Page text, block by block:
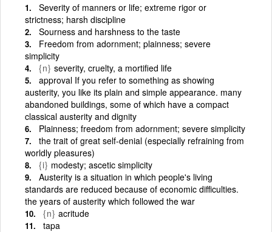
Severity of manners or life; extreme rigor or
strictness; harsh discipline
Sourness and harshness to the taste
Freedom from adornment; plainness; severe
simplicity
{n} severity, cruelty, a mortified life
approval If you refer to something as showing
austerity, you like its plain and simple appearance. many
abandoned buildings, some of which have a compact
classical austerity and dignity
Plainness; freedom from adornment; severe simplicity
the trait of great self-denial (especially refraining from
worldly pleasures)
{i} modesty; ascetic simplicity
Austerity is a situation in which people's living
standards are reduced because of economic difficulties.
the years of austerity which followed the war
{n} acritude
tapa